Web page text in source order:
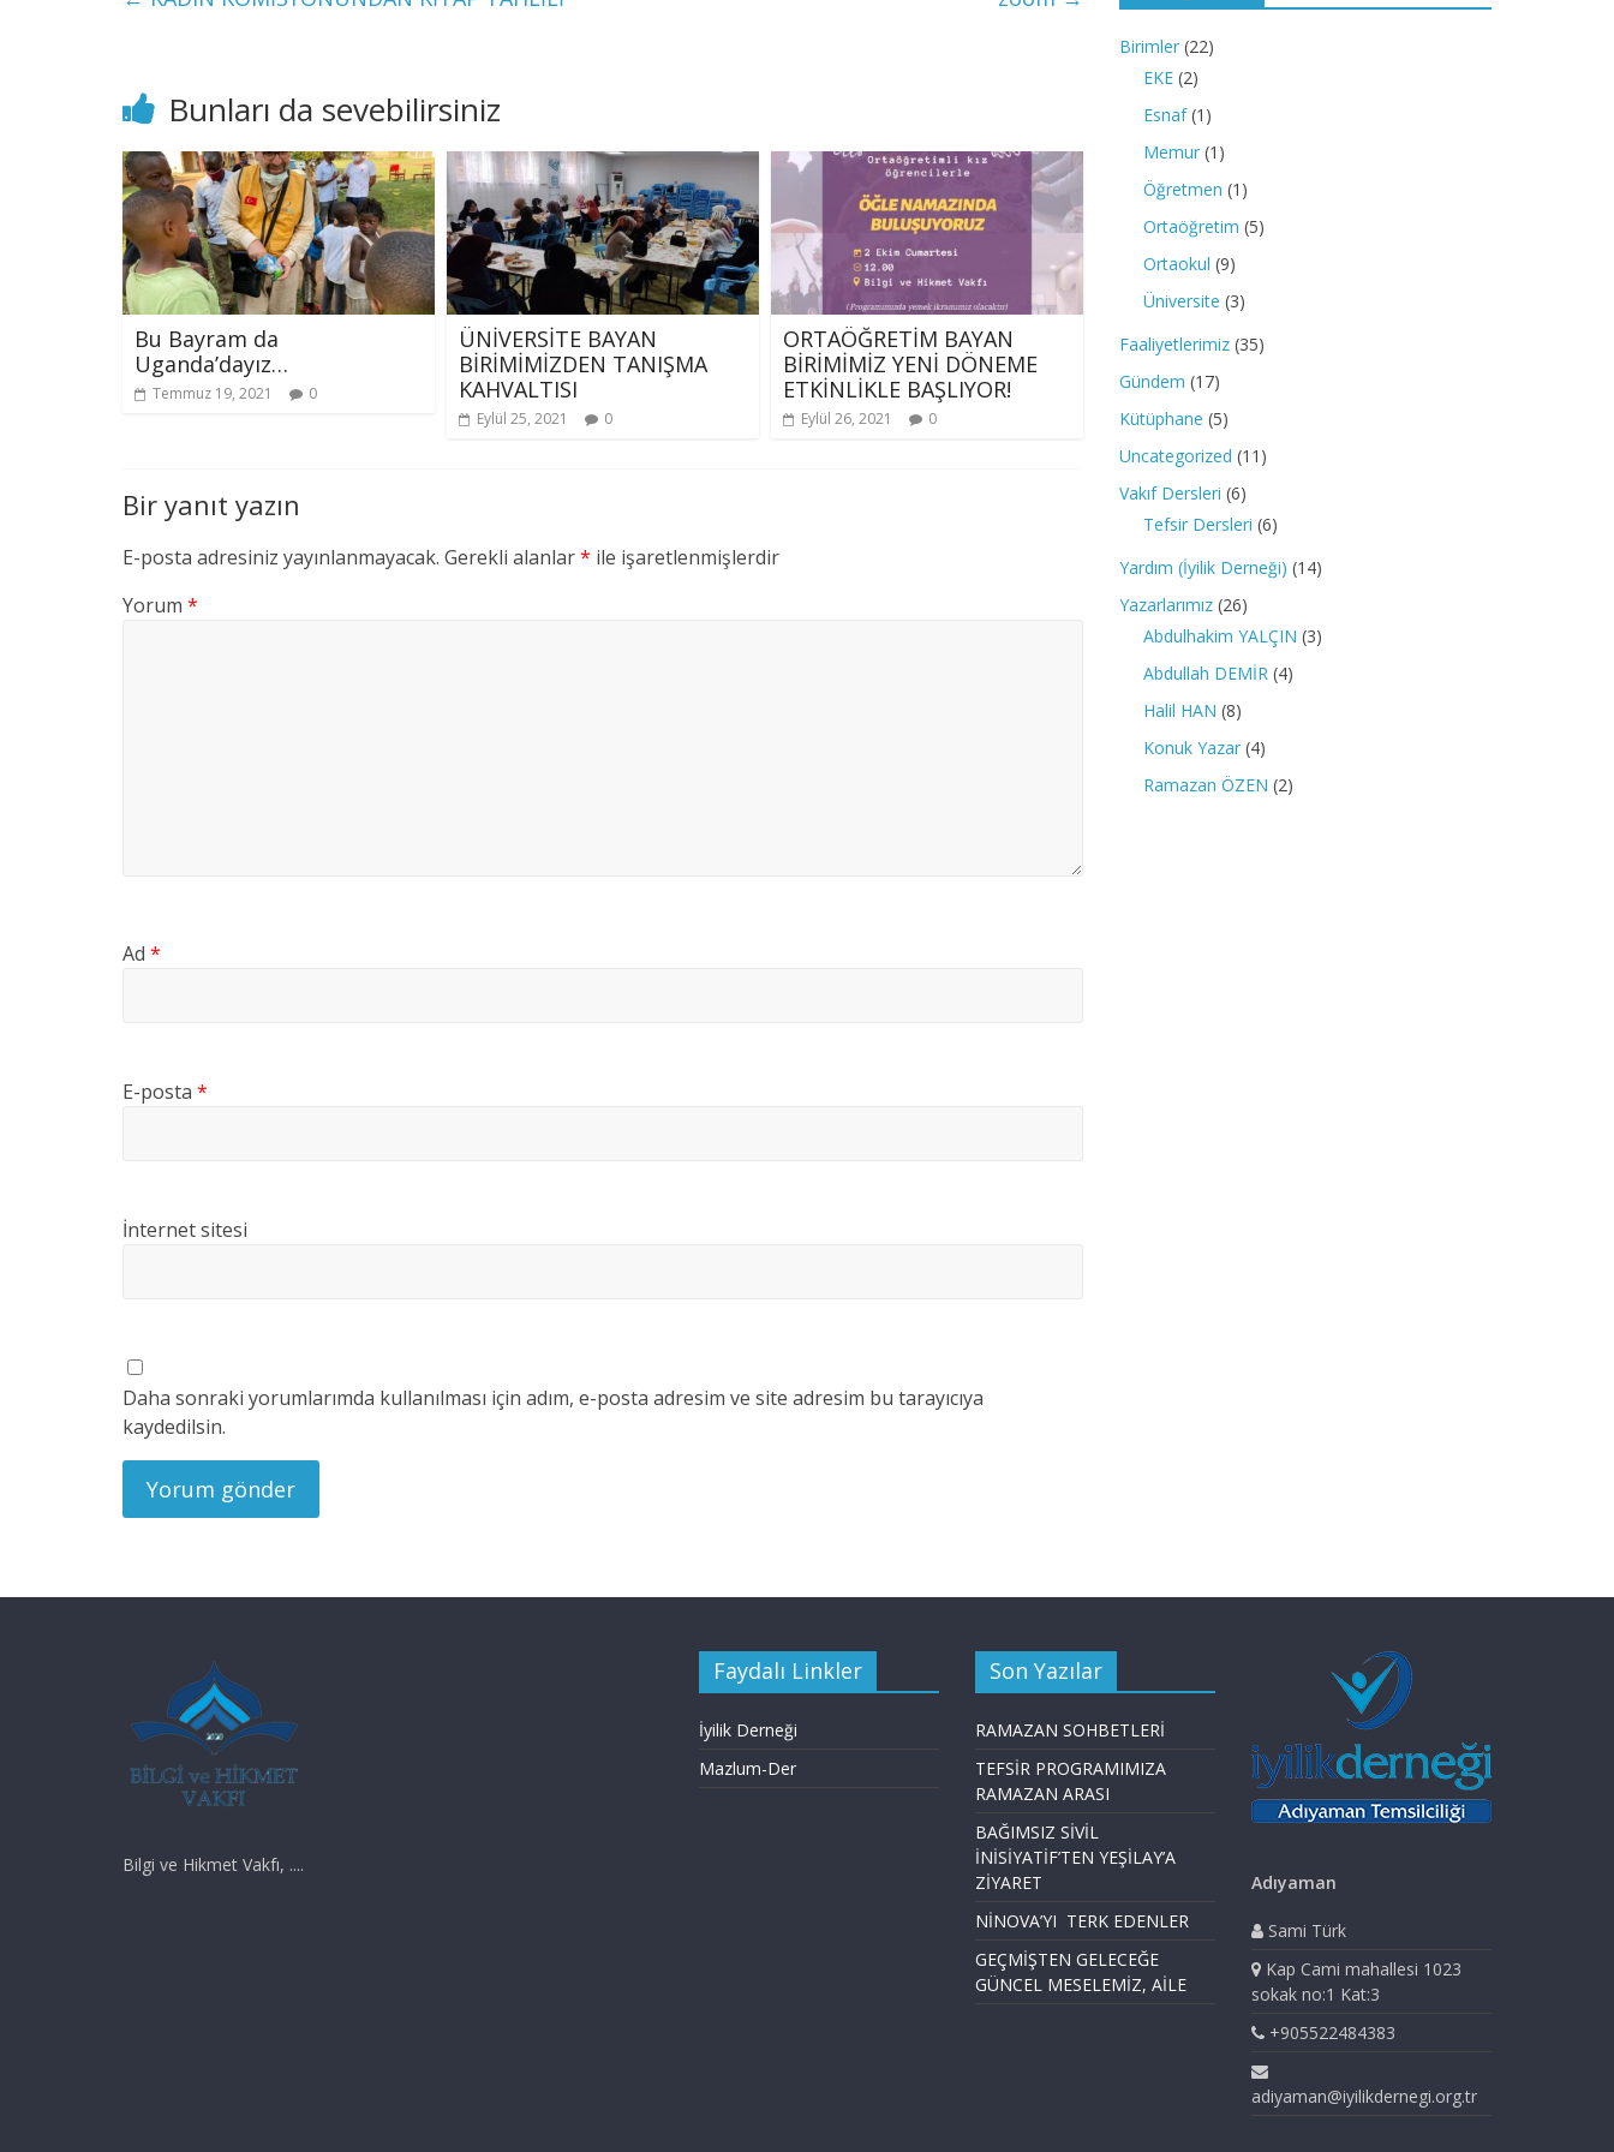
Bunları da sevebilirsiniz
Bu Bayram da
Uganda’dayız…
Temmuz 19, 2021 0
ÜNİVERSİTE BAYAN
BİRİMİMİZDEN TANIŞMA
KAHVALTISI
Eylül 25, 2021 0
ORTAÖĞRETİM BAYAN
BİRİMİMİZ YENİ DÖNEME
ETKİNLİKLE BAŞLIYOR!
Eylül 26, 2021 0
Bir yanıt yazın
E-posta adresiniz yayınlanmayacak. Gerekli alanlar* ile işaretlenmişlerdir
Yorum *
Ad *
E-posta *
İnternet sitesi
Daha sonraki yorumlarımda kullanılması için adım, e-posta adresim ve site adresim bu tarayıcıya
kaydedilsin.
Birimler (22)
EKE (2)
Esnaf(1)
Memur (1)
Öğretmen (1)
Ortaöğretim (5)
Ortaokul (9)
Üniversite (3)
Faaliyetlerimiz (35)
Gündem (17)
Kütüphane (5)
Uncategorized (11)
Vakıf Dersleri (6)
Tefsir Dersleri (6)
Yardım (İyilik Derneği) (14)
Yazarlarımız (26)
Abdulhakim YALÇIN (3)
Abdullah DEMİR (4)
Halil HAN (8)
Konuk Yazar (4)
Ramazan ÖZEN (2)
Bilgi ve Hikmet Vakfı, ....
Faydalı Linkler
İyilik Derneği
Mazlum-Der
Son Yazılar
RAMAZAN SOHBETLERİ
TEFSİR PROGRAMIMIZA
RAMAZAN ARASI
BAĞIMSIZ SİVİL
İNİSİYATİF’TEN YEŞİLAY’A
ZİYARET
NİNOVA’YI TERK EDENLER
GEÇMİŞTEN GELECEĞE
GÜNCEL MESELEMİZ, AİLE
Adıyaman
Sami Türk
Kap Cami mahallesi 1023
sokak no:1 Kat:3
+905522484383
adiyaman@iyilikdernegi.org.tr